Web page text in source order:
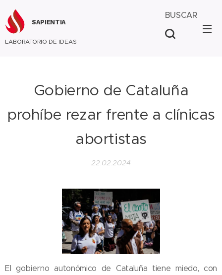
SAPIENTIA
LABORATORIO DE IDEAS
BUSCAR
Gobierno de Cataluña
prohíbe rezar frente a clínicas
abortistas
22.02.2024
El gobierno autonómico de Cataluña tiene miedo, con